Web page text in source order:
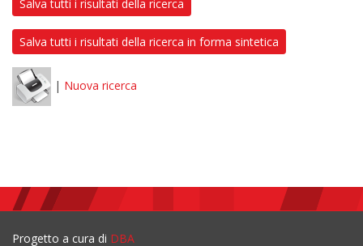
Salva tutti i risultati della ricerca
Salva tutti i risultati della ricerca in forma sintetica
| Nuova ricerca
Progetto a cura di DBA